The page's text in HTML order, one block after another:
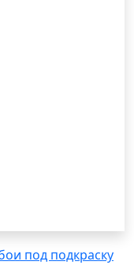
под подкраску